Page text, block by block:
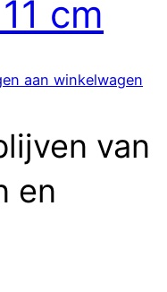
cm
aan winkelwagen
van
en